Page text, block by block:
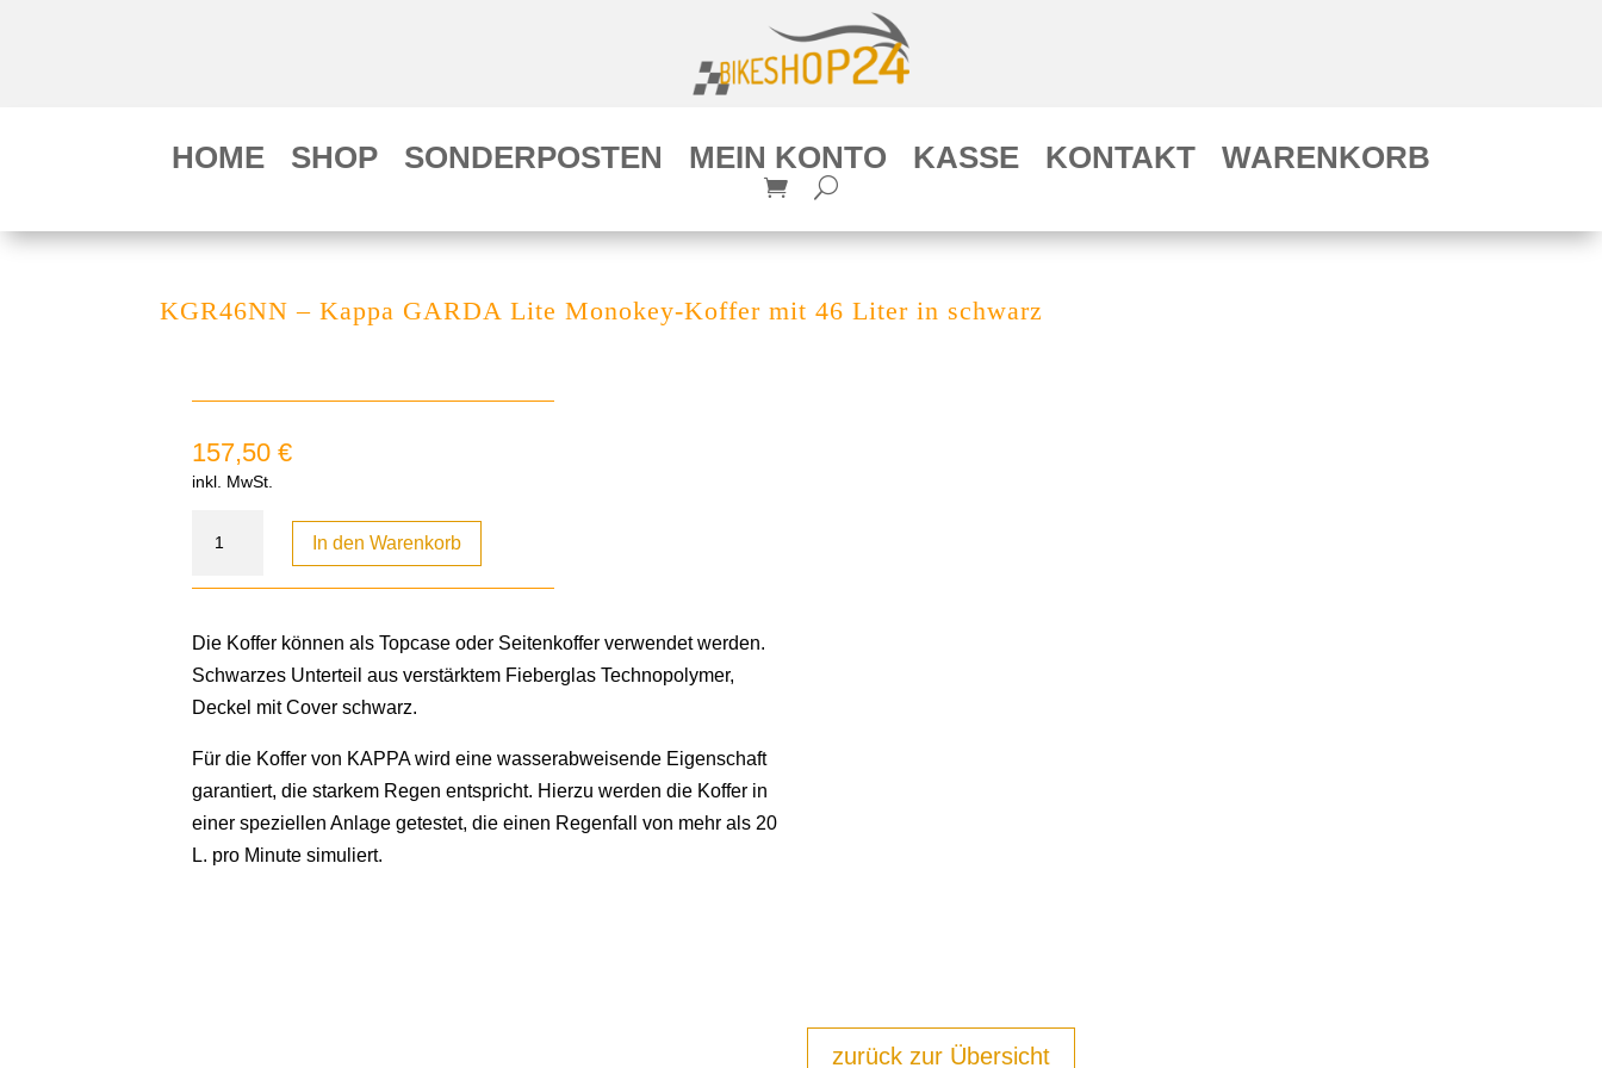
HOME SHOP SONDERPOSTEN MEIN KONTO KASSE KONTAKT WARENKORB
KGR46NN – Kappa GARDA Lite Monokey-Koffer mit 46 Liter in schwarz
157,50€
inkl. MwSt.
In den Warenkorb
Die Koffer können als Topcase oder Seitenkoffer verwendet werden.
Schwarzes Unterteil aus verstärktem Fieberglas Technopolymer,
Deckel mit Cover schwarz.
Für die Koffer von KAPPA wird eine wasserabweisende Eigenschaft
garantiert, die starkem Regen entspricht. Hierzu werden die Koffer in
einer speziellen Anlage getestet, die einen Regenfall von mehr als 20
L. pro Minute simuliert.
zurück zur Übersicht